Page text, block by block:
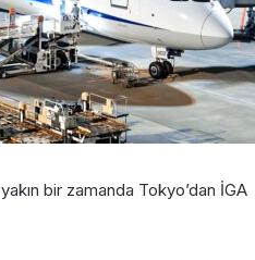
bir zamanda Tokyo’dan İGA